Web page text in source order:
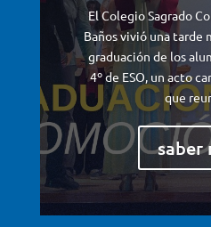
El Colegio Sagrado
Baños vivió una tarde
graduación de los
4º de ESO, un acto
que
saber